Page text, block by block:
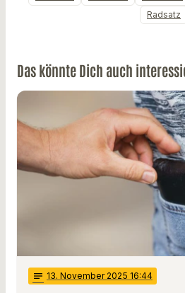
Radsatz
Das könnte Dich auch
notes 13. November 2025 16:44